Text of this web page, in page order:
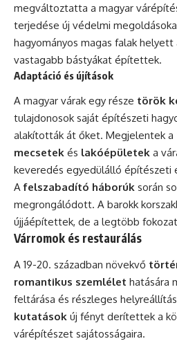
megváltoztatta a magyar
terjedése új védelmi
hagyományos magas falak helyett
vastagabb bástyákat építettek.
Adaptáció és újítások
A magyar várak egy része török
tulajdonosok saját építészeti
alakították át őket. Megjelentek a
mecsetek és lakóépületek a
keveredés egyedülálló
Afelszabadító háborúk során
megrongálódott. A barokk
újjáépítettek, de a legtöbb
Várromok és restaurálás
A 19-20. században növekvő
romantikus szemlélet hatására
feltárása és részleges
kutatások új fényt derítettek a
várépítészet sajátosságaira.